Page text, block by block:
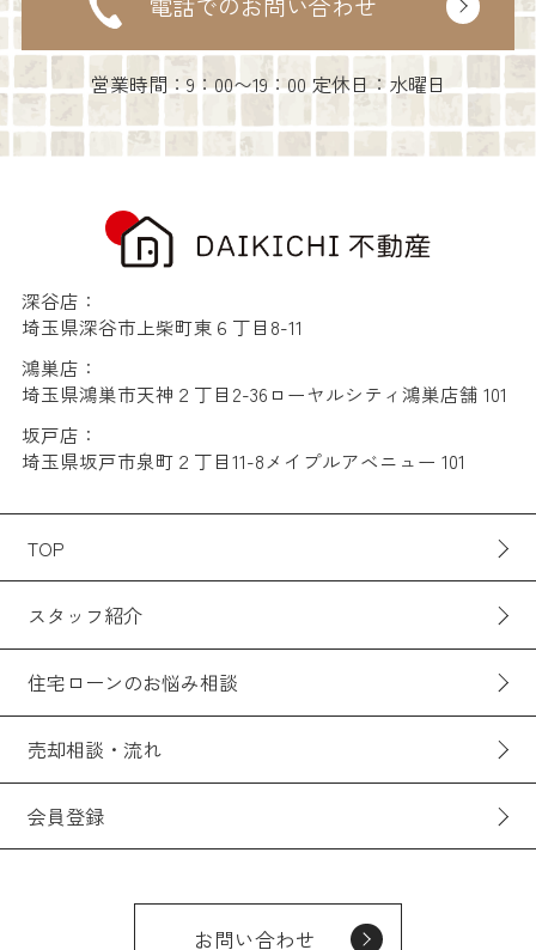
営業時間：9：00〜19：00 定休日：水曜日
深谷店：
埼玉県深谷市上柴町東６丁目8-11
鴻巣店：
埼玉県鴻巣市天神２丁目2-36ローヤルシティ鴻巣店舗 101
坂戸店：
埼玉県坂戸市泉町２丁目11-8メイプルアベニュー 101
TOP
スタッフ紹介
住宅ローンのお悩み相談
売却相談・流れ
会員登録
お問い合わせ